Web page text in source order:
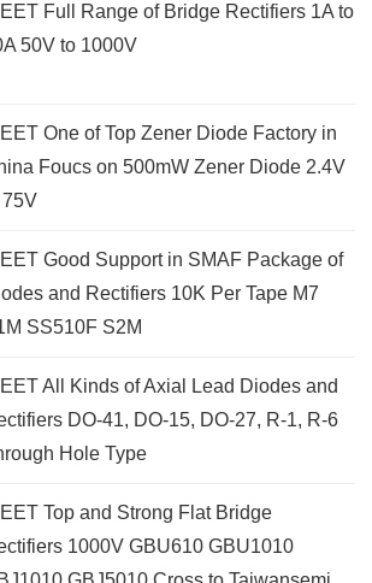
Full Range of Bridge Rectifiers 1A to
50V to 1000V
One of Top Zener Diode Factory in
Foucs on 500mW Zener Diode 2.4V
Good Support in SMAF Package of
and Rectifiers 10K Per Tape M7
SS510F S2M
All Kinds of Axial Lead Diodes and
DO-41, DO-15, DO-27, R-1, R-6
Hole Type
Top and Strong Flat Bridge
1000V GBU610 GBU1010